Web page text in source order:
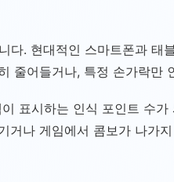
. 현대적인 스마트폰과
줄어들거나, 특정 손가락만
표시하는 인식 포인트 수
나 게임에서 콤보가 나가